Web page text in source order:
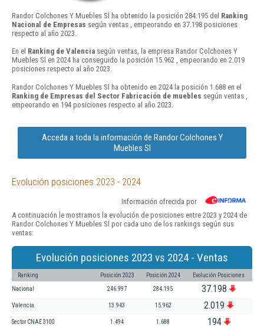
Randor Colchones Y Muebles Sl ha obtenido la posición 284.195 del Ranking
Nacional de Empresas según ventas , empeorando en 37.198 posiciones
respecto al año 2023.
En el Ranking de Valencia según ventas, la empresa Randor Colchones Y
Muebles Sl en 2024 ha conseguido la posición 15.962 , empeorando en 2.019
posiciones respecto al año 2023.
Randor Colchones Y Muebles Sl ha obtenido en 2024 la posición 1.688 en el
Ranking de Empresas del Sector Fabricación de muebles según ventas ,
empeorando en 194 posiciones respecto al año 2023.
Acceda a toda la información de Randor Colchones Y
Muebles Sl
Evolución posiciones 2023 - 2024
Información ofrecida por
A continuación le mostramos la evolución de posiciones entre 2023 y 2024 de
Randor Colchones Y Muebles Sl por cada uno de los rankings según sus
ventas:
Evolución posiciones 2023 vs 2024 - Ventas
Ranking Posición 2023 Posición 2024 Evolución Posiciones
Nacional 246.997 284.195 37.198
Valencia 13.943 15.962 2.019
Sector CNAE 3100 1.494 1.688 194